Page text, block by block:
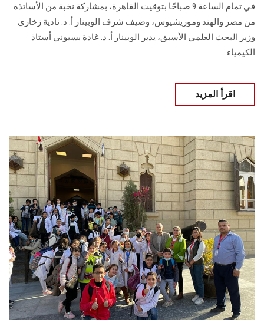
في تمام الساعة 9 صباحًا بتوقيت القاهرة، بمشاركة نخبة من الأساتذة
من مصر والهند وموريشيوس، وضيف شرف الوبينار أ. د. نادية زخاري
وزير البحث العلمي الأسبق، يدير الوبينار أ. د. غادة بسيوني أستاذ
الكيمياء
اقرأ المزيد